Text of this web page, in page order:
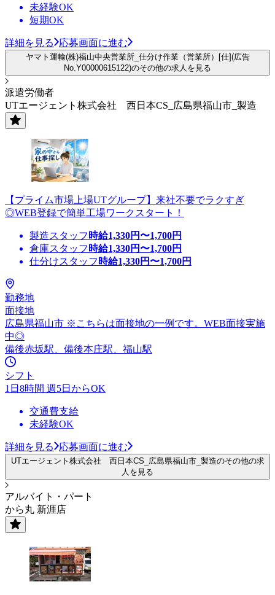
未経験OK
短期OK
詳細を見る 応募画面に進む
ヤマト運輸(株)福山中央営業所_仕分け作業（営業所）[仕](広告
No.Y00000615122)のその他の求人を見る
派遣労働者
UTエージェント株式会社 西日本CS_広島県福山市_製造
【プライム市場上場UTグループ】来社不要でラクすぎ
◎WEB登録で簡単工場ワークスタート！
製造スタッフ 時給1,330円〜1,700円
倉庫スタッフ 時給1,330円〜1,700円
仕分けスタッフ 時給1,330円〜1,700円
勤務地
面接地
広島県福山市 ※こちらは面接地の一例です。WEB面接実施
中◎
備後赤坂駅、備後本庄駅、福山駅
シフト
1日8時間 週5日からOK
交通費支給
未経験OK
詳細を見る 応募画面に進む
UTエージェント株式会社 西日本CS_広島県福山市_製造のその他の求
人を見る
アルバイト・パート
から丸 新涯店